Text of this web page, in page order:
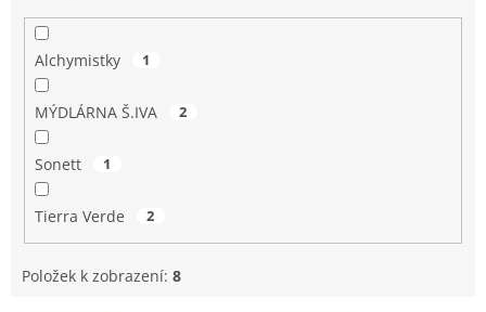
Alchymistky 1
MÝDLÁRNA Š.IVA 2
Sonett 1
Tierra Verde 2
Položek k zobrazení: 8